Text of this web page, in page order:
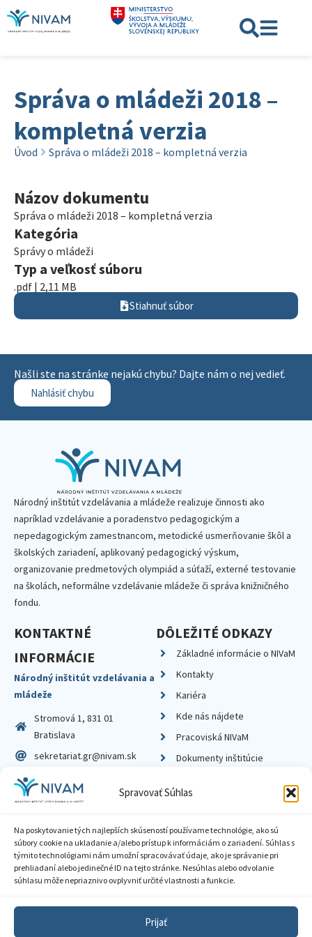
Spravovať Súhlas
Na poskytovanie tých najlepších skúseností používame technológie, ako sú
súbory cookie na ukladanie a/alebo prístup k informáciám o zariadení. Súhlas s
týmito technológiami nám umožní spracovávať údaje, ako je správanie pri
prehliadaní alebo jedinečné ID na tejto stránke. Nesúhlas alebo odvolanie
súhlasu môže nepriaznivo ovplyvniť určité vlastnosti a funkcie.
Prijať
Správa o mládeži 2018​ –
kompletná verzia
Úvod Správa o mládeži 2018​ – kompletná verzia
Názov dokumentu
Správa o mládeži 2018​ – kompletná verzia
Kategória
Správy o mládeži
Typ a veľkosť súboru
.pdf | 2,11 MB
Stiahnuť súbor
Našli ste na stránke nejakú chybu? Dajte nám o nej vedieť.
Nahlásiť chybu
Národný inštitút vzdelávania a mládeže realizuje činnosti ako
napríklad vzdelávanie a poradenstvo pedagogickým a
nepedagogickým zamestnancom, metodické usmerňovanie škôl a
školských zariadení, aplikovaný pedagogický výskum,
organizovanie predmetových olympiád a súťaží, externé testovanie
na školách, neformálne vzdelávanie mládeže či správa knižničného
fondu.
KONTAKTNÉ
INFORMÁCIE
Národný inštitút vzdelávania a
mládeže
Stromová 1, 831 01
Bratislava
sekretariat.gr@nivam.sk
IČO: 00164348
DIČ: 2020798714
DÔLEŽITÉ ODKAZY
Základné informácie o NIVaM
Kontakty
Kariéra
Kde nás nájdete
Pracoviská NIVaM
Dokumenty inštitúcie
Zásady ochrany súkromia
Sprístupnenie informácií